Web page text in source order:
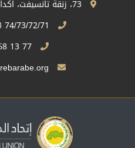
77 13 68 537 212+